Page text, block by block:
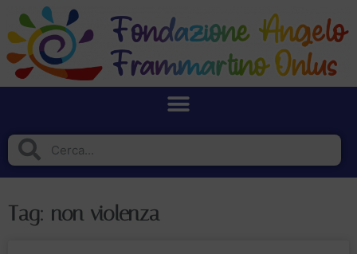
Tag: non violenza